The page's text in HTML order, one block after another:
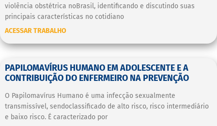
violência obstétrica noBrasil, identificando e discutindo suas
principais características no cotidiano
ACESSAR TRABALHO
PAPILOMAVÍRUS HUMANO EM ADOLESCENTE E A
CONTRIBUIÇÃO DO ENFERMEIRO NA PREVENÇÃO
O Papilomavírus Humano é uma infecção sexualmente
transmissível, sendoclassificado de alto risco, risco intermediário
e baixo risco. É caracterizado por